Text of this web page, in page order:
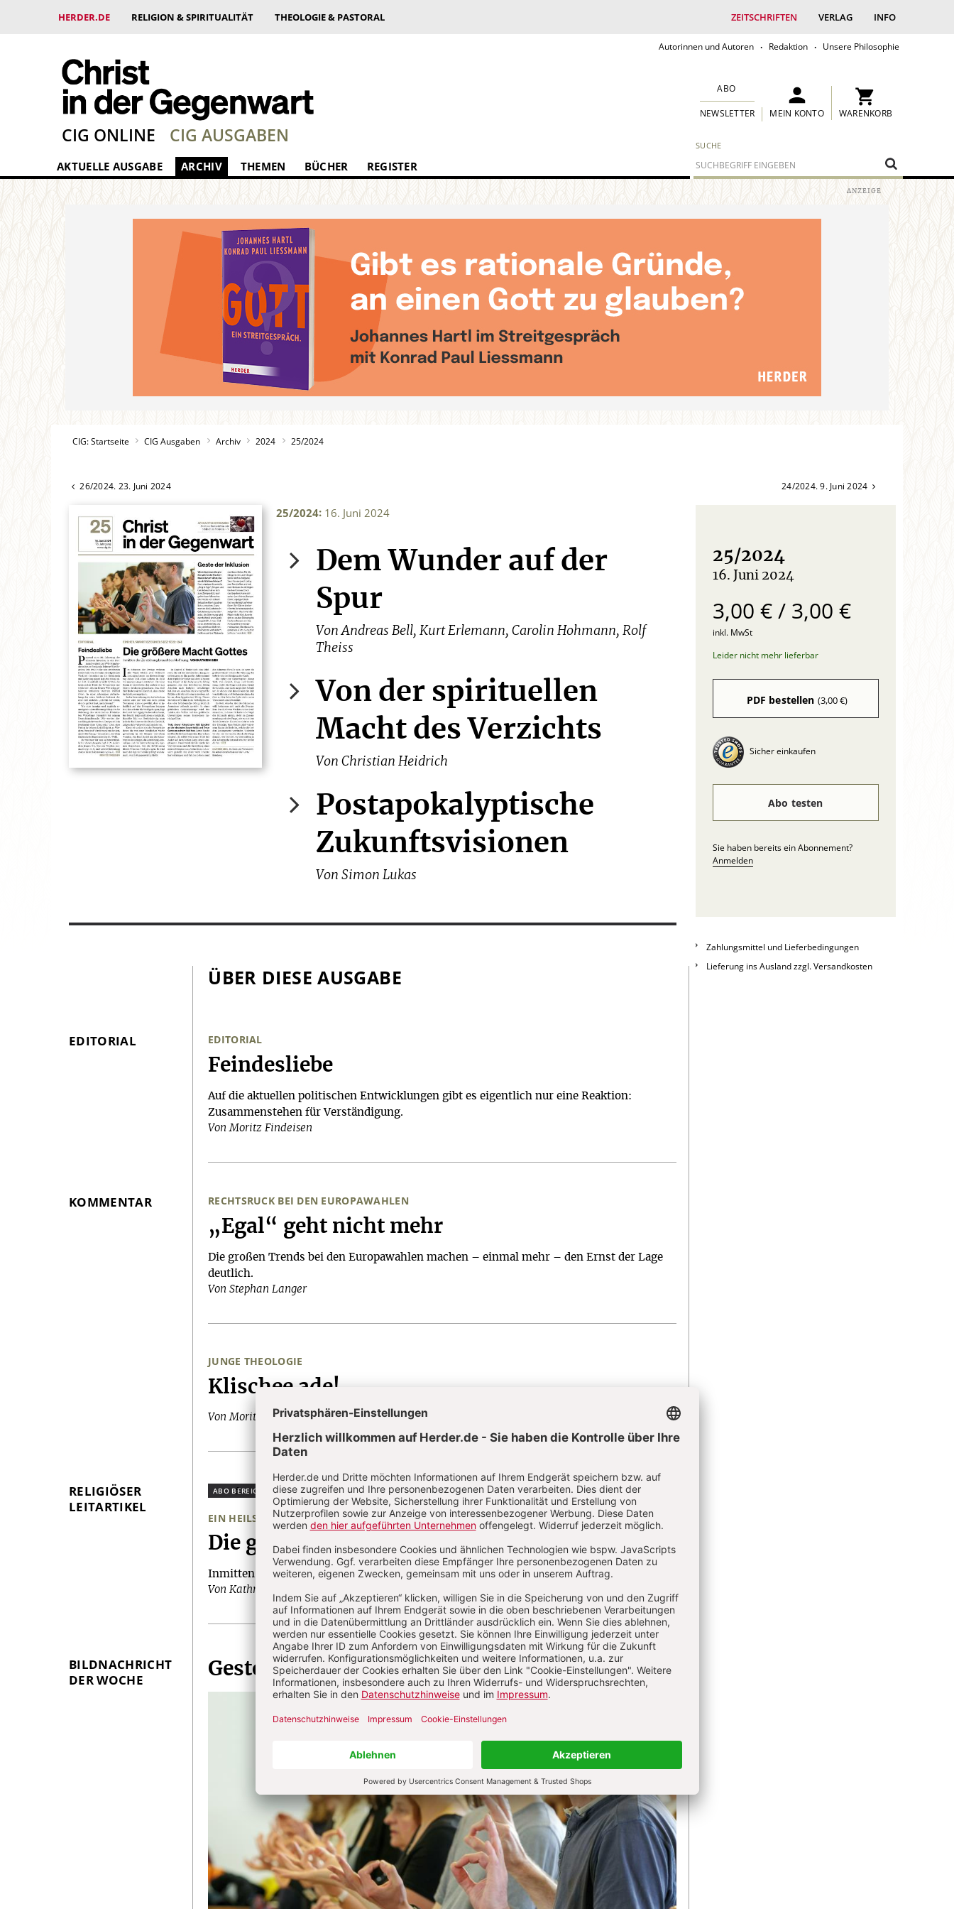
HERDER.DE RELIGION & SPIRITUALITÄT THEOLOGIE & PASTORAL ZEITSCHRIFTEN VERLAG INFO
Autorinnen und Autoren Redaktion Unsere Philosophie
SUCHE
ABO
NEWSLETTER MEIN KONTO WARENKORB
CIG ONLINE CIG AUSGABEN
AKTUELLE AUSGABE ARCHIV THEMEN BÜCHER REGISTER
CIG: Startseite CIG Ausgaben Archiv 2024 25/2024
26/2024. 23. Juni 2024 24/2024. 9. Juni 2024
25/2024: 16. Juni 2024
Dem Wunder auf der
Spur
VonAndreas Bell, Kurt Erlemann, Carolin Hohmann, Rolf
Theiss
Von der spirituellen
Macht des Verzichts
Von Christian Heidrich
Postapokalyptische
Zukunftsvisionen
Von Simon Lukas
25/2024
:
16. Juni 2024
3,00 € / 3,00 €
inkl. MwSt
Leider nicht mehr lieferbar
PDF bestellen (3,00 €)
Sicher einkaufen
Abo testen
Sie haben bereits ein Abonnement?
Anmelden
Zahlungsmittel und Lieferbedingungen
Lieferung ins Ausland zzgl. Versandkosten
ÜBER DIESE AUSGABE
EDITORIAL EDITORIAL
:
Feindesliebe
Auf die aktuellen politischen Entwicklungen gibt es eigentlich nur eine Reaktion:
Zusammenstehen für Verständigung.
Von Moritz Findeisen
KOMMENTAR RECHTSRUCK BEI DEN EUROPAWAHLEN
:
„Egal“ geht nicht mehr
Die großen Trends bei den Europawahlen machen – einmal mehr – den Ernst der Lage
deutlich.
Von Stephan Langer
JUNGE THEOLOGIE
:
Klischee ade!
Von Moritz Findeisen
RELIGIÖSER
LEITARTIKEL
Plus
EIN HEILSWORT EZECHIELS (EZ 17,22–24)
:
Die größere Macht Gottes
Inmitten der Zerstörung braucht es Hoffnung.
Von Kathrin Gies
BILDNACHRICHT
DER WOCHE
Geste der Inklusion